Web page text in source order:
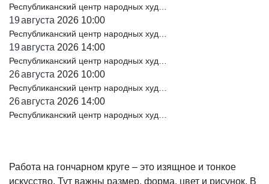
19августа 2026 10:00
19августа 2026 14:00
26августа 2026 10:00
26августа 2026 14:00
Работа на гончарном круге – это изящное и тонкое
искусство. Тут важны размер, форма, цвет и рисунок. В